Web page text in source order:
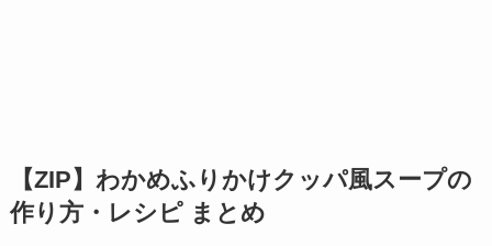
【ZIP】わかめふりかけクッパ風スープの
作り方・レシピ まとめ